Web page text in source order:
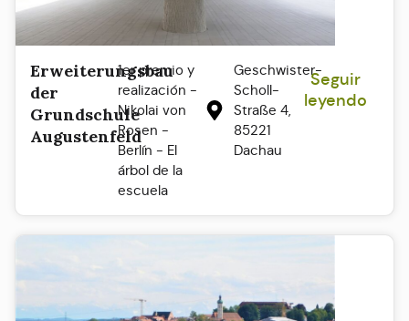
Erweiterungsbau
der
Grundschule
Augustenfeld
1er premio y
realización -
Nikolai von
Rosen -
Berlín - El
árbol de la
escuela
Geschwister-
Scholl-
Straße 4,
85221
Dachau
Seguir
leyendo